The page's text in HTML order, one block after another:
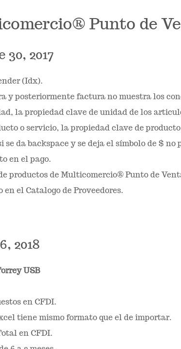
Punto de
2017
(Idx).
y posteriormente factura no muestra los
la propiedad clave de unidad de los
o servicio, la propiedad clave de
se da backspace y se deja el símbolo de $ no
en el pago.
productos de Multicomercio® Punto de
el Catalogo de Proveedores.
2018
USB
en CFDI.
tiene mismo formato que el de importar.
en CFDI.